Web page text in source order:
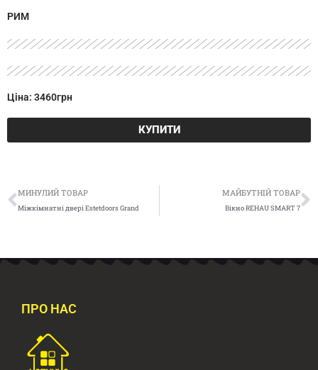
РИМ
Ціна: 3460грн
КУПИТИ
Попер
МИНУЛИЙ ТОВАР
Міжкімнатні двері Estetdoors Grand
МАЙБУТНІЙ ТОВАР
Вікно REHAU SMART 7
ПРО НАС